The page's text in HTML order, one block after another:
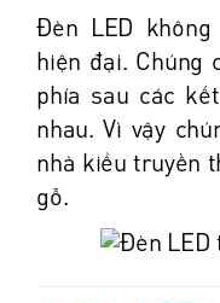
Đèn LED
hiện đại. Chúng
phía sau các
nhau. Vì vậy
nhà kiểu truyền
gỗ.